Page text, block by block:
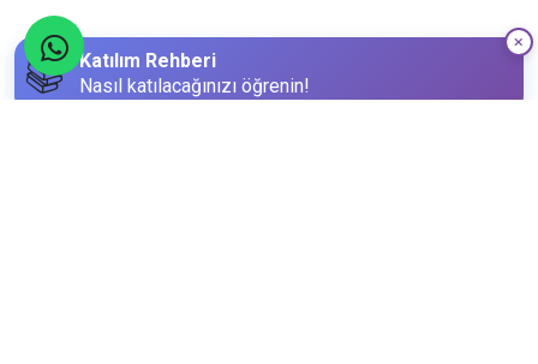
📚
Katılım Rehberi
Nasıl katılacağınızı öğrenin!